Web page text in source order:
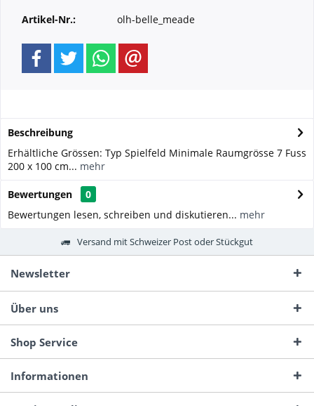
Artikel-Nr.: olh-belle_meade
Beschreibung
Erhältliche Grössen: Typ Spielfeld Minimale Raumgrösse 7 Fuss
200 x 100 cm... mehr
Bewertungen
0
Bewertungen lesen, schreiben und diskutieren... mehr
Versand mit Schweizer Post oder Stückgut
Newsletter
Über uns
Shop Service
Informationen